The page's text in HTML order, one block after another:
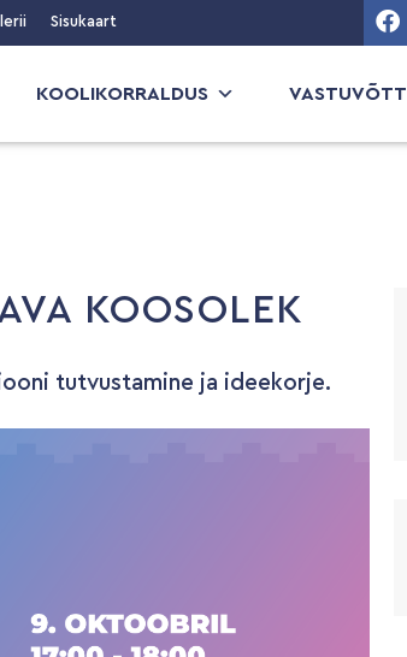
Sisukaart
KOOLIKORRALDUS VASTUVÕTT
KOOSOLEK
tutvustamine ja ideekorje.